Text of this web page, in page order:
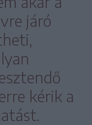
járó
kérik a